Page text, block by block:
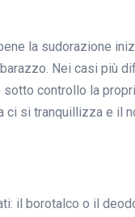
la sudorazione
Nei casi più
controllo la
ci si tranquillizza e il
il borotalco o il